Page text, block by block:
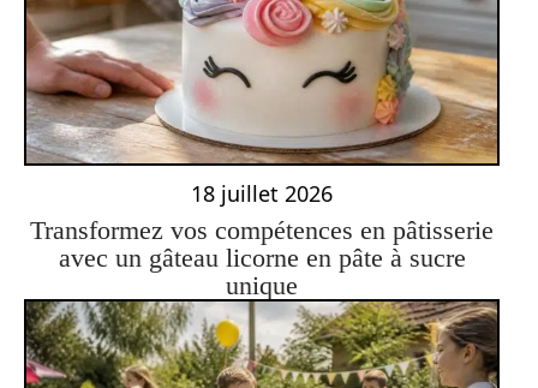
18 juillet 2026
Transformez vos compétences en pâtisserie
avec un gâteau licorne en pâte à sucre
unique